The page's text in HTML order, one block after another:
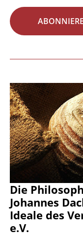
Die
Johannes
Ideale des
e.V.